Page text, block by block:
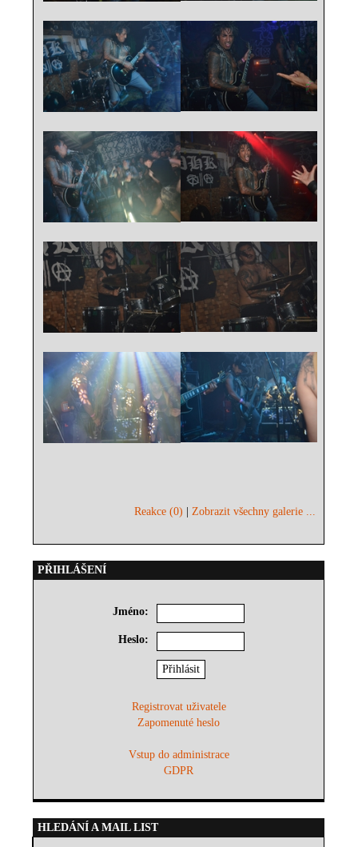
Reakce (0) |Zobrazit všechny galerie ...
PŘIHLÁŠENÍ
Jméno:
Heslo:
Registrovat uživatele
Zapomenuté heslo
Vstup do administrace
GDPR
HLEDÁNÍ A MAIL LIST